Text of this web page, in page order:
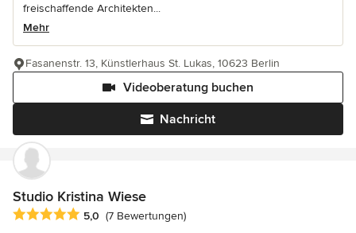
freischaffende Architekten...
Mehr
Nachricht
Videoberatung buchen
Fasanenstr. 13, Künstlerhaus St. Lukas, 10623 Berlin
Studio Kristina Wiese
Durchschnittliche Bewertung: 5 von 5 Sternen
5,0 (7 Bewertungen)